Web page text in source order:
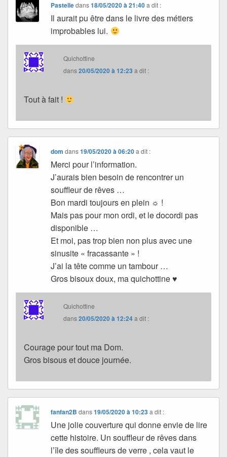
Pastelledans18/05/2020 à 21:40 a dit :
Il aurait pu être dans le livre des métiers
improbables lui.
Quichottine
dans20/05/2020 à 12:23 a dit :
Tout à fait !
dom dans19/05/2020 à 06:20 a dit :
Merci pour l’information.
J’aurais bien besoin de rencontrer un
souffleur de rêves …
Bon mardi toujours en plein ☼ !
Mais pas pour mon ordi, et le docordi pas
disponible …
Et moi, pas trop bien non plus avec une
sinusite « fracassante » !
J’ai la tête comme un tambour …
Gros bisoux doux, ma quichottine ♥
Quichottine
dans20/05/2020 à 12:24a dit :
Courage pour tout ma Dom.
Gros bisous et douce journée.
fanfan2B dans19/05/2020 à 10:23 a dit :
Une jolie couverture qui donne envie de lire
cette histoire. Un souffleur de rêves dans
l’île des souffleurs de verre , cela vaut le